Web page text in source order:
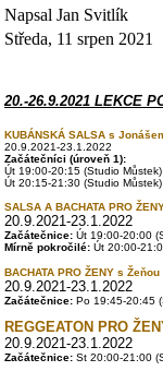
Napsal Jan Svitlík
Středa, 11 srpen 2021
20.-26.9.2021 LEKCE
KUBÁNSKÁ SALSA s
20.9.2021-23.1.2022
Začátečníci (úroveň 1):
Út 19:00-20:15 (Studio Můstek)
Út 20:15-21:30 (Studio Můstek)
SALSA A BACHATA PRO
20.9.2021-23.1.2022
Začátečnice: Út 19:00-20:00
Mírně pokročilé: Út 20:00-
BACHATA PRO ŽENY s Žeňou
20.9.2021-23.1.2022
Začátečnice: Po 19:45-20:45
REGGEATON PRO
20.9.2021-23.1.2022
Začátečnice: St 20:00-21:00